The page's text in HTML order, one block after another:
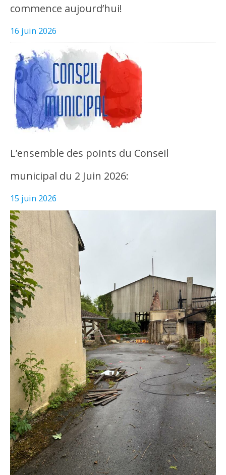
commence aujourd’hui!
16 juin 2026
L’ensemble des points du Conseil
municipal du 2 Juin 2026:
15 juin 2026